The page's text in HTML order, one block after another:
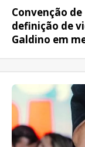
Convenção
definição de
Galdino em